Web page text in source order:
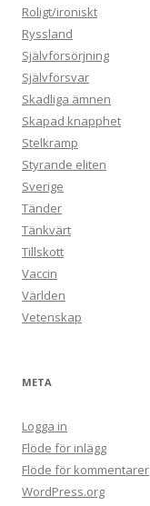
Roligt/ironiskt
Ryssland
Självförsörjning
Självförsvar
Skadliga ämnen
Skapad knapphet
Stelkramp
Styrande eliten
Sverige
Tänder
Tänkvärt
Tillskott
Vaccin
Världen
Vetenskap
META
Logga in
Flöde för inlägg
Flöde för kommentarer
WordPress.org